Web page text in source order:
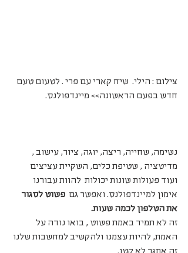
צילום : הילי.  שיח קארי עם פרי . לטעום טעם
חדש בפעם הראשונה>> מיינדפולנס.
נשימה, שחייה, ריצה, יוגה, ציור, עישוב ,
מדיטציה , שטיפת כלים, השקיית עציצים
ועוד פעולות שונות יכולות  להוות עבורנו
אימון למיינדפולנס. ואפשר גם פשוט לסגור
את הטלפון לכמה שעות.
זה לא תמיד באמת פשוט , בואו נודה על
האמת, להיות עצמנו ולהקשיב למחשבות שלנו